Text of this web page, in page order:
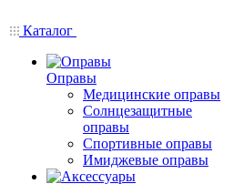
Каталог
Оправы
Медицинские оправы
Солнцезащитные
оправы
Спортивные оправы
Имиджевые оправы